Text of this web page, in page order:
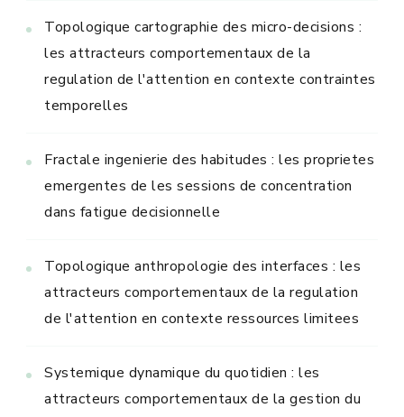
Topologique cartographie des micro-decisions :
les attracteurs comportementaux de la
regulation de l'attention en contexte contraintes
temporelles
Fractale ingenierie des habitudes : les proprietes
emergentes de les sessions de concentration
dans fatigue decisionnelle
Topologique anthropologie des interfaces : les
attracteurs comportementaux de la regulation
de l'attention en contexte ressources limitees
Systemique dynamique du quotidien : les
attracteurs comportementaux de la gestion du